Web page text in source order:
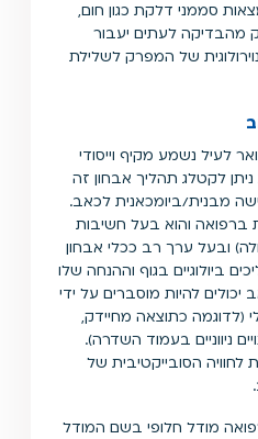
סממני דלקת כגון חום,
מהבדיקה לעתים יעבור
של המפרק לשלילת
לעיל נשמע מקיף וייסודי
לקטלג תהליך אבחון זה
מבנית/ביומכאנית לכאב.
ברפואה והוא בעל חשיבות
ובעל ערך רב ככלי אבחון
ביולוגיים בגוף וההנחה שלו
להיות מוסברים על ידי
(לדוגמה כתוצאה מחיידק,
ניווניים בעמוד השדרה).
הסובייקטיבית של
מודל חלופי בשם המודל